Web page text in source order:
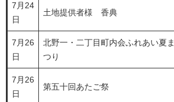
7月24
日
土地提供者様 香典
7月26
日
北野一・二丁目町内会ふれあい夏ま
つり
7月26
日
第五十回あたご祭